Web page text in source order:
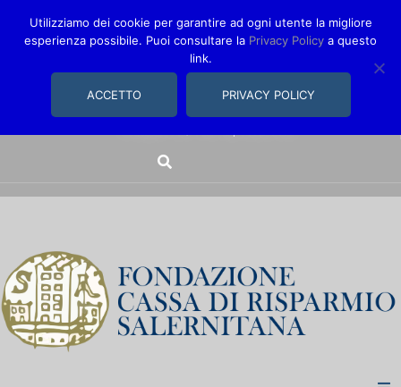
comunica@fondazionecarisal.it089 230611
Utilizziamo dei cookie per garantire ad ogni utente la migliore
esperienza possibile. Puoi consultare la Privacy Policy a questo
link.
ACCETTO PRIVACY POLICY